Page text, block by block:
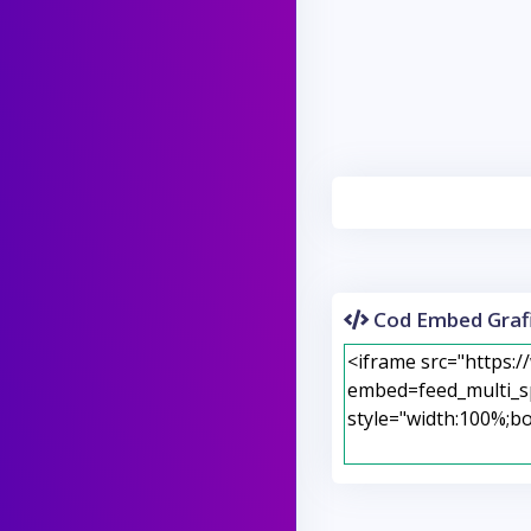
Cod Embed